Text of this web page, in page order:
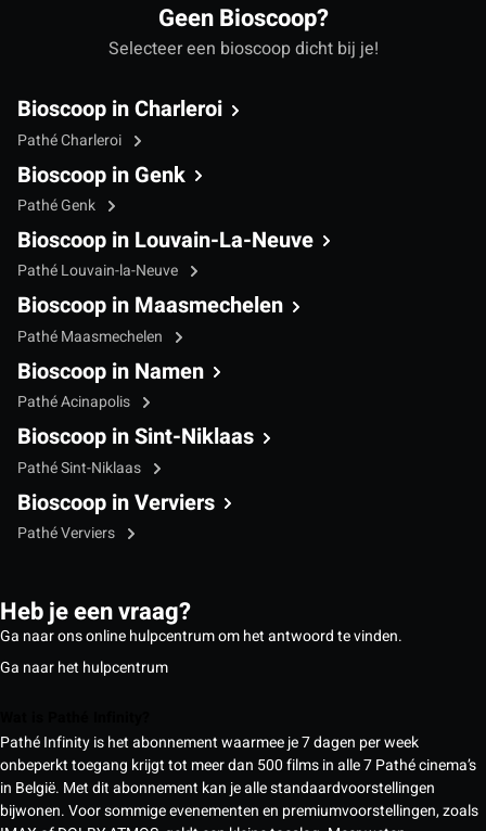
Geen Bioscoop?
Selecteer een bioscoop dicht bij je!
Bioscoop in Charleroi
Pathé Charleroi
Bioscoop in Genk
Pathé Genk
Bioscoop in Louvain-La-Neuve
Pathé Louvain-la-Neuve
Bioscoop in Maasmechelen
Pathé Maasmechelen
Bioscoop in Namen
Pathé Acinapolis
Bioscoop in Sint-Niklaas
Pathé Sint-Niklaas
Bioscoop in Verviers
Pathé Verviers
Heb je een vraag?
Ga naar ons online hulpcentrum om het antwoord te vinden.
Ga naar het hulpcentrum
Pathé Infinity is het abonnement waarmee je 7 dagen per week
onbeperkt toegang krijgt tot meer dan 500 films in alle 7 Pathé cinema’s
in België. Met dit abonnement kan je alle standaardvoorstellingen
bijwonen. Voor sommige evenementen en premiumvoorstellingen, zoals